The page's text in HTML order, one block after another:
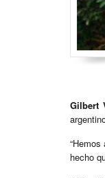
Gilbert
hecho